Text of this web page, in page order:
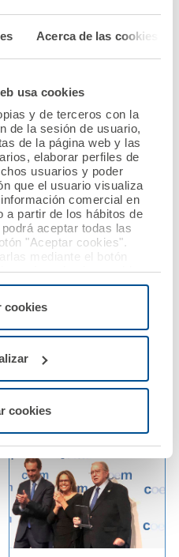
Acerca de las cookies
usa cookies
y de terceros con la
de la sesión de usuario,
de la página web y las
elaborar perfiles de
usuarios y poder
que el usuario visualiza
comercial en
a partir de los hábitos de
aceptar todas las
"Aceptar cookies".
mediante el botón
todas las cookies
permitir el acceso a los
botón “Personalizar".
cookies
cookies
Ver noticia
AMA Vida firma con el
Colegio de Médicos de
colectiva de Vida
Ver noticia